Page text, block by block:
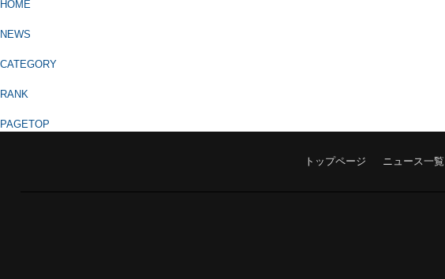
HOME
NEWS
CATEGORY
RANK
PAGETOP
トップページ ニュース一覧